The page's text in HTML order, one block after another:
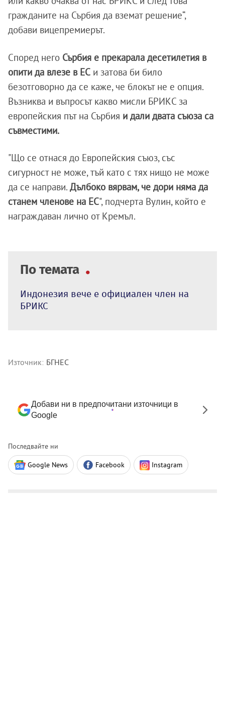
гражданите на Сърбия да вземат решение“,
добави вицепремиерът.
Според него Сърбия е прекарала десетилетия в
опити да влезе в ЕС и затова би било
безотговорно да се каже, че блокът не е опция.
Възниква и въпросът какво мисли БРИКС за
европейския път на Сърбия и дали двата съюза са
съвместими.
"Що се отнася до Европейския съюз, със
сигурност не може, тъй като с тях нищо не може
да се направи. Дълбоко вярвам, че дори няма да
станем членове на ЕС", подчерта Вулин, който е
награждаван лично от Кремъл.
По темата
Индонезия вече е официален член на
БРИКС
Източник: БГНЕС
Добави ни в предпочитани източници в
Google
Последвайте ни
Google News Facebook Instagram